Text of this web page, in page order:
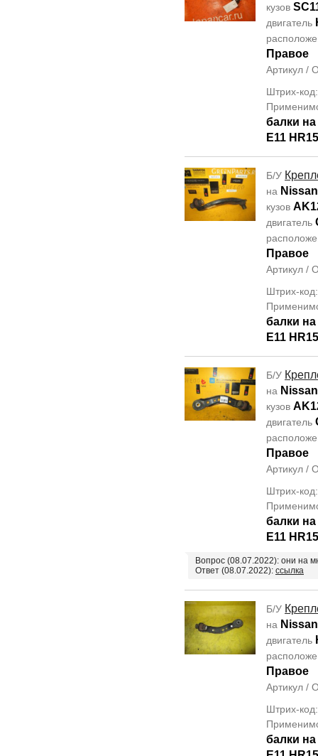
кузов
двигатель
Правое
Артикул /
Штрих-
балки на
E11
Б/У
на
кузов
двигатель
Правое
Артикул /
Штрих-
балки на
E11
Б/У
на
кузов
двигатель
Правое
Артикул /
Штрих-
балки на
E11
Вопрос (08.07.2022): они на
Ответ (08.07.2022): ссылка
Б/У
на
двигатель
Правое
Артикул /
Штрих-
балки на